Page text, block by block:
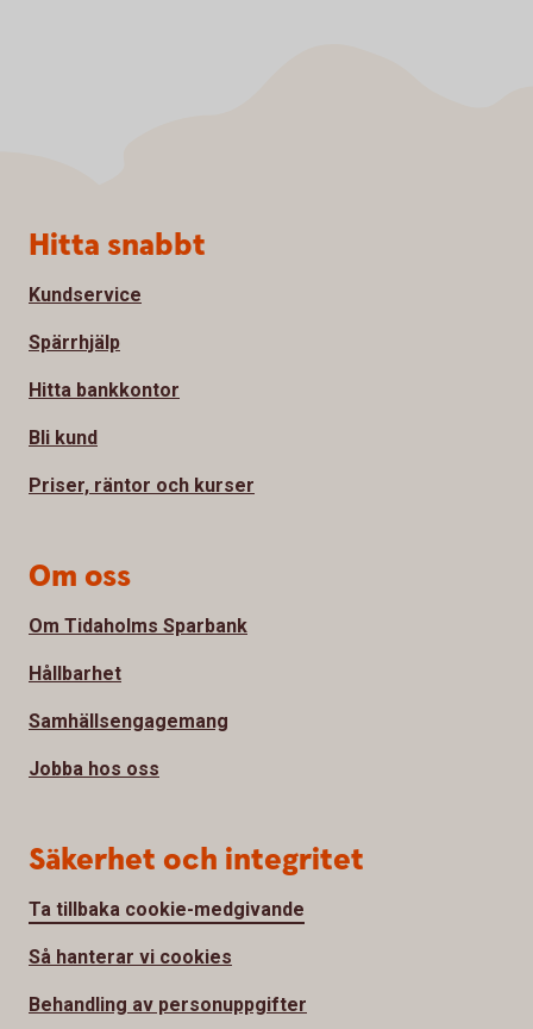
Sidfot
Hitta snabbt
Kundservice
Spärrhjälp
Hitta bankkontor
Bli kund
Priser, räntor och kurser
Om oss
Om Tidaholms Sparbank
Hållbarhet
Samhällsengagemang
Jobba hos oss
Säkerhet och integritet
Ta tillbaka cookie-medgivande
Så hanterar vi cookies
Behandling av personuppgifter